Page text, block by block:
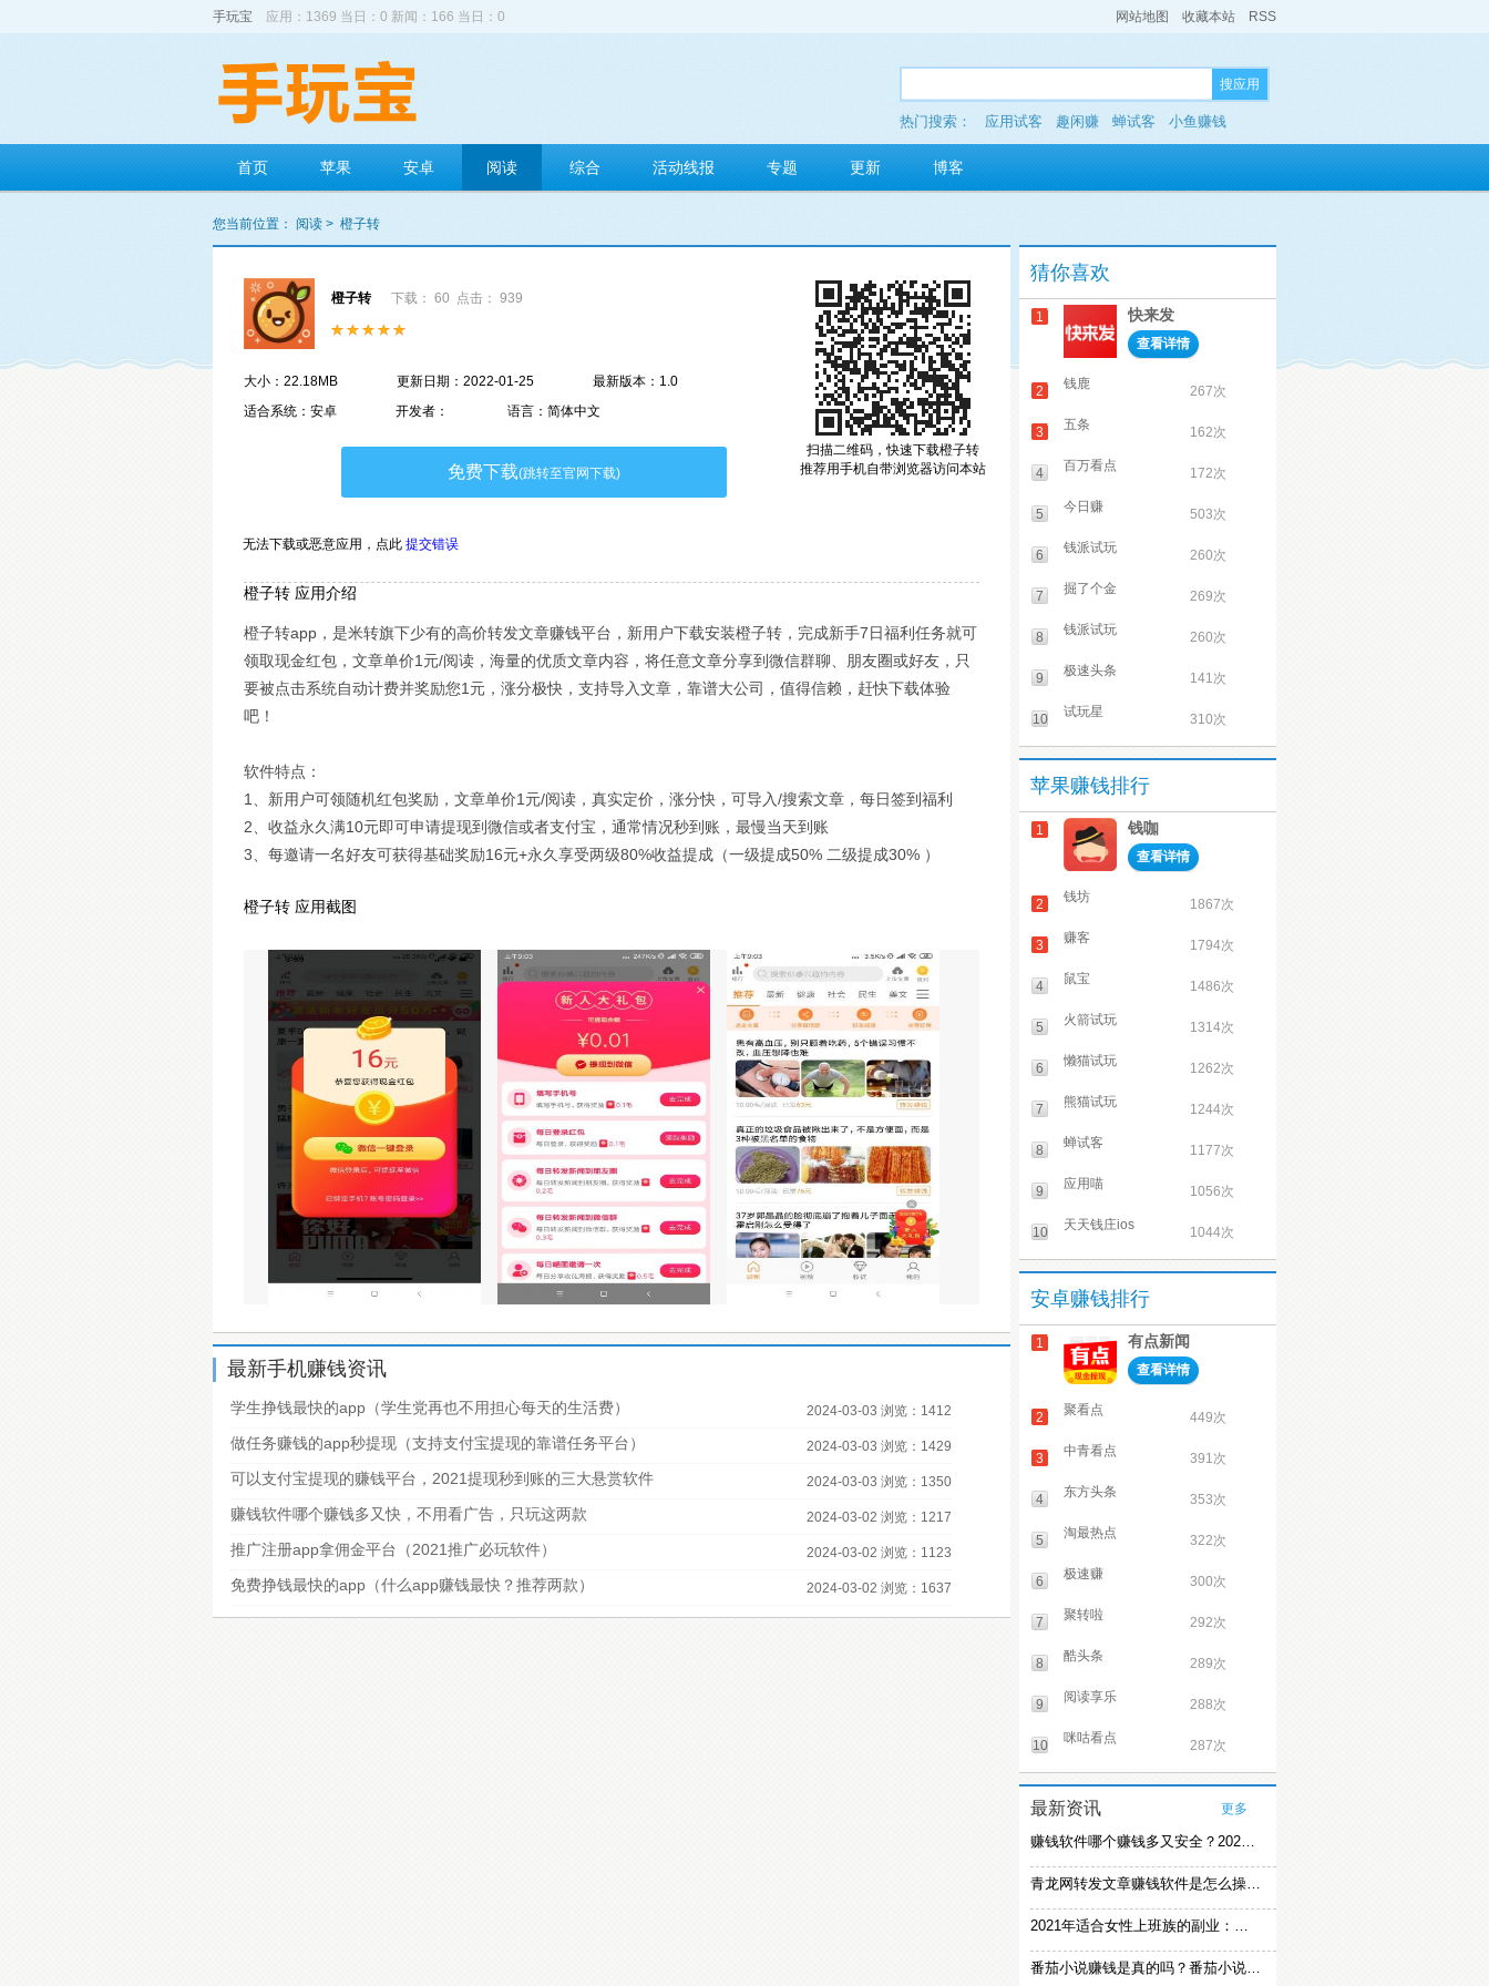
手玩宝 应用：1369 当日：0 新闻：166 当日：0 网站地图 收藏本站 RSS
搜应用
热门搜索： 应用试客 趣闲赚 蝉试客 小鱼赚钱
多玩红包
首页 苹果 安卓 阅读 综合 活动线报 专题 更新 博客
您当前位置： 阅读 > 橙子转
扫描二维码，快速下载橙子转
推荐用手机自带浏览器访问本站
橙子转 下载： 60 点击： 939
大小：22.18MB 更新日期：2022-01-25
最新版本：1.0
适合系统：安卓
开发者： 语言：简体中文
免费下载(跳转至官网下载)
无法下载或恶意应用， 点此 提交错误
橙子转 应用介绍
橙子转app，是米转旗下少有的高价转发文章赚钱平台，新用户下载安装橙子转，完成新手7日福利任务就可
领取现金红包，文章单价1元/阅读，海量的优质文章内容，将任意文章分享到微信群聊、朋友圈或好友，只
要被点击系统自动计费并奖励您1元，涨分极快，支持导入文章，靠谱大公司，值得信赖，赶快下载体验
吧！
软件特点：
1、新用户可领随机红包奖励，文章单价1元/阅读，真实定价，涨分快，可导入/搜索文章，每日签到福利
2、收益永久满10元即可申请提现到微信或者支付宝，通常情况秒到账，最慢当天到账
3、每邀请一名好友可获得基础奖励16元+永久享受两级80%收益提成（一级提成50% 二级提成30% ）
橙子转 应用截图
最新手机赚钱资讯
学生挣钱最快的app（学生党再也不用担心每天的生活费） 2024-03-03 浏览：1412
做任务赚钱的app秒提现（支持支付宝提现的靠谱任务平台） 2024-03-03 浏览：1429
可以支付宝提现的赚钱平台，2021提现秒到账的三大悬赏软件 2024-03-03 浏览：1350
赚钱软件哪个赚钱多又快，不用看广告，只玩这两款 2024-03-02 浏览：1217
推广注册app拿佣金平台（2021推广必玩软件） 2024-03-02 浏览：1123
免费挣钱最快的app（什么app赚钱最快？推荐两款） 2024-03-02 浏览：1637
猜你喜欢
1 快来发
查看详情
2 钱鹿 267次
3 五条 162次
4 百万看点 172次
5 今日赚 503次
6 钱派试玩 260次
7 掘了个金 269次
8 钱派试玩 260次
9 极速头条 141次
10 试玩星 310次
苹果赚钱排行
1 钱咖
查看详情
2 钱坊 1867次
3 赚客 1794次
4 鼠宝 1486次
5 火箭试玩 1314次
6 懒猫试玩 1262次
7 熊猫试玩 1244次
8 蝉试客 1177次
9 应用喵 1056次
10 天天钱庄ios 1044次
安卓赚钱排行
1 有点新闻
查看详情
2 聚看点 449次
3 中青看点 391次
4 东方头条 353次
5 淘最热点 322次
6 极速赚 300次
7 聚转啦 292次
8 酷头条 289次
9 阅读享乐 288次
10 咪咕看点 287次
最新资讯 更多
赚钱软件哪个赚钱多又安全？2021精选赚钱软件
青龙网转发文章赚钱软件是怎么操作的？
2021年适合女性上班族的副业：女生在家赚钱兼职推荐
番茄小说赚钱是真的吗？番茄小说怎么操作赚钱